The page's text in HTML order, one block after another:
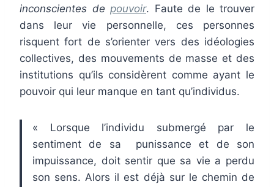
inconscientes de pouvoir. Faute de le trouver
dans leur vie personnelle, ces personnes
risquent fort de s’orienter vers des idéologies
collectives, des mouvements de masse et des
institutions qu’ils considèrent comme ayant le
pouvoir qui leur manque en tant qu’individus.
« Lorsque l’individu submergé par le
sentiment de sa punissance et de son
impuissance, doit sentir que sa vie a perdu
son sens. Alors il est déjà sur le chemin de